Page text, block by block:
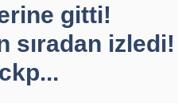
gitti!
sıradan izledi!